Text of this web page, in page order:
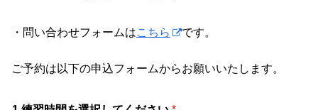
・問い合わせフォームはこちら です。
ご予約は以下の申込フォームからお願いいたします。